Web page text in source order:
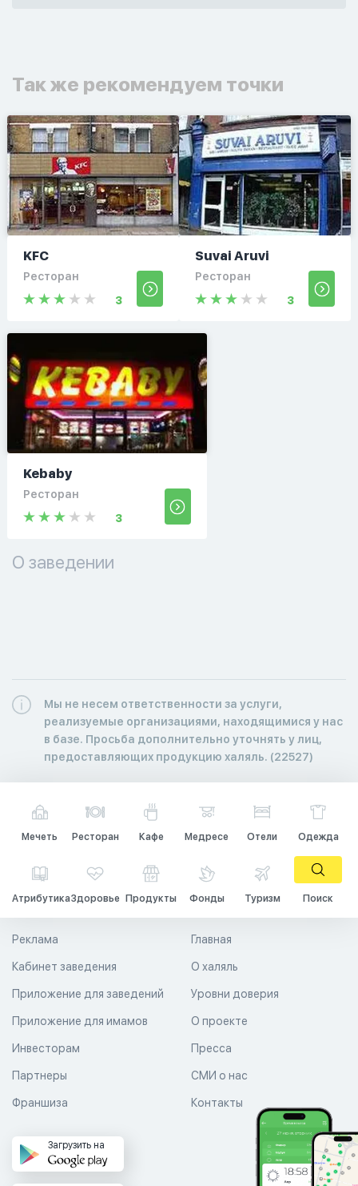
Так же рекомендуем точки
KFC
Ресторан
3
Suvai Aruvi
Ресторан
3
Kebaby
Ресторан
3
О заведении
Мы не несем ответственности за услуги,
реализуемые организациями, находящимися у нас
в базе. Просьба дополнительно уточнять у лиц,
предоставляющих продукцию халяль. (22527)
Мечеть Ресторан Кафе Медресе Отели Одежда
АтрибутикаЗдоровье Продукты Фонды Туризм Поиск
Главная
О халяль
Уровни доверия
Реклама
Кабинет заведения
Приложение для заведений
Приложение для имамов О проекте
Пресса
СМИ о нас
Контакты
Инвесторам
Партнеры
Франшиза
Загрузить на